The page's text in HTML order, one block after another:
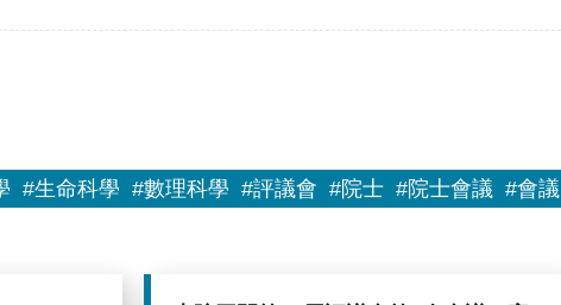
#生命科學 #數理科學 #評議會 #院士 #院士會議 #會議